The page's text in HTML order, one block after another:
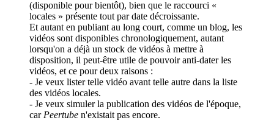
(disponible pour bientôt), bien que le raccourci «
locales » présente tout par date décroissante.
Et autant en publiant au long court, comme un blog, les
vidéos sont disponibles chronologiquement, autant
lorsqu'on a déjà un stock de vidéos à mettre à
disposition, il peut-être utile de pouvoir anti-dater les
vidéos, et ce pour deux raisons :
- Je veux lister telle vidéo avant telle autre dans la liste
des vidéos locales.
- Je veux simuler la publication des vidéos de l'époque,
car Peertube n'existait pas encore.